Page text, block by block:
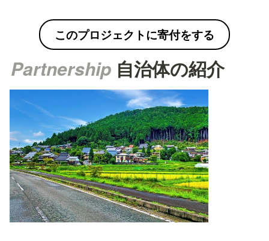
このプロジェクトに寄付をする
Partnership 自治体の紹介